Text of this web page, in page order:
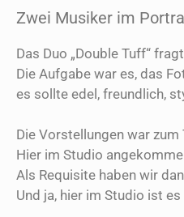
Zwei Musiker im
Das Duo „Double Tuff“
Die Aufgabe war es, das
es sollte edel, freundlich,
Die Vorstellungen war zum
Hier im Studio
Als Requisite haben wir
Und ja, hier im Studio ist